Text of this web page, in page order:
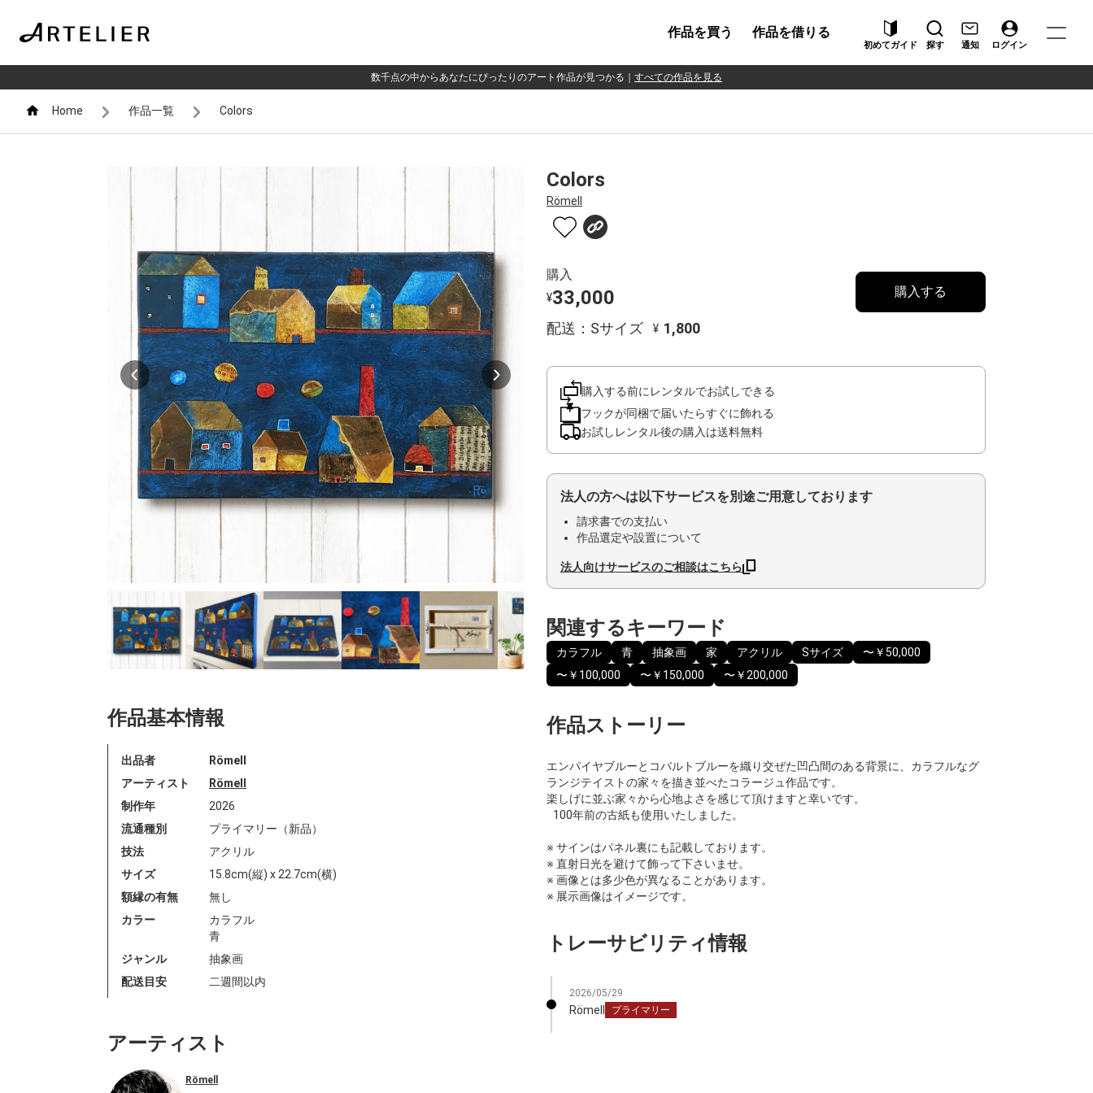
作品を買う 作品を借りる
初めてガイド 探す 通知 ログイン
数千点の中からあなたにぴったりのアート作品が見つかる すべての作品を見る
Home 作品一覧 Colors
作品基本情報
出品者
Römell
アーティスト
Römell
制作年
2026
流通種別
プライマリー（新品）
技法
アクリル
サイズ
15.8cm(縦) x 22.7cm(横)
額縁の有無
無し
カラー
カラフル
青
ジャンル
抽象画
配送目安
二週間以内
アーティスト
Römell
Colors
Römell
購入
¥33,000
配送：Sサイズ ¥ 1,800
購入する
購入する前にレンタルでお試しできる
フックが同梱で届いたらすぐに飾れる
お試しレンタル後の購入は送料無料
法人の方へは以下サービスを別途ご用意しております
請求書での支払い
作品選定や設置について
法人向けサービスのご相談はこちら
関連するキーワード
カラフル 青 抽象画 家 アクリル Sサイズ
〜￥50,000
〜￥100,000
〜￥150,000 〜￥200,000
作品ストーリー
エンパイヤブルーとコバルトブルーを織り交ぜた凹凸間のある背景に、カラフルなグ
ランジテイストの家々を描き並べたコラージュ作品です。
楽しげに並ぶ家々から心地よさを感じて頂けますと幸いです。
100年前の古紙も使用いたしました。
※ サインはパネル裏にも記載しております。
※ 直射日光を避けて飾って下さいませ。
※ 画像とは多少色が異なることがあります。
※ 展示画像はイメージです。
トレーサビリティ情報
2026/05/29
Römell プライマリー